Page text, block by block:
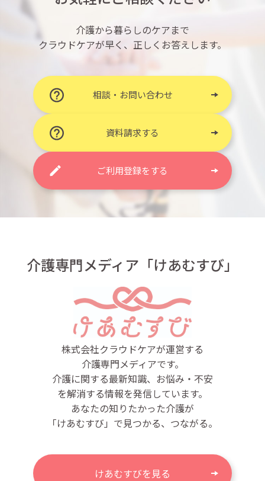
介護から暮らしのケアまで
クラウドケアが早く、正しくお答えします。
相談・お問い合わせ
資料請求する
ご利用登録をする
介護専門メディア「けあむすび」
株式会社クラウドケアが運営する
介護専門メディアです。
介護に関する最新知識、お悩み・不安
を解消する情報を発信しています。
あなたの知りたかった介護が
「けあむすび」で見つかる、つながる。
けあむすびを見る